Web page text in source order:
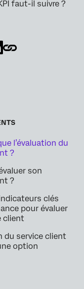
faut-il suivre ?
l’évaluation du
?
son
?
clés
pour évaluer
client
du service client
option